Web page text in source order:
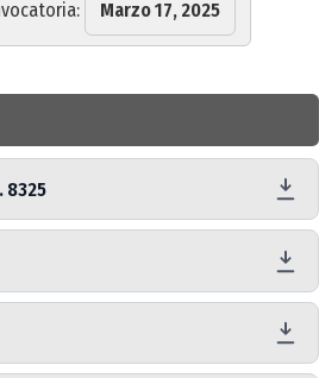
Marzo 17, 2025
8325